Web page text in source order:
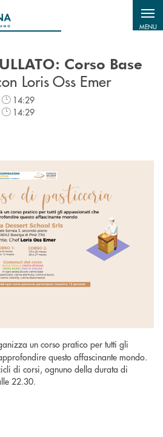
MENU
Corso Base
Loris Oss Emer
14:29
14:29
un corso pratico per tutti gli
questo affascinante mondo.
di corsi, ognuno della durata di
22.30.